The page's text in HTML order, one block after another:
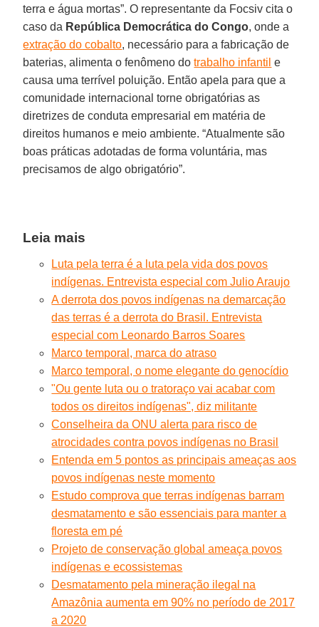
terra e água mortas”. O representante da Focsiv cita o
caso da República Democrática do Congo, onde a
extração do cobalto, necessário para a fabricação de
baterias, alimenta o fenômeno dotrabalho infantil e
causa uma terrível poluição. Então apela para que a
comunidade internacional torne obrigatórias as
diretrizes de conduta empresarial em matéria de
direitos humanos e meio ambiente. “Atualmente são
boas práticas adotadas de forma voluntária, mas
precisamos de algo obrigatório”.
Leia mais
Luta pela terra é a luta pela vida dos povos
indígenas. Entrevista especial com Julio Araujo
A derrota dos povos indígenas na demarcação
das terras é a derrota do Brasil. Entrevista
especial com Leonardo Barros Soares
Marco temporal, marca do atraso
Marco temporal, o nome elegante do genocídio
"Ou gente luta ou o tratoraço vai acabar com
todos os direitos indígenas", diz militante
Conselheira da ONU alerta para risco de
atrocidades contra povos indígenas no Brasil
Entenda em 5 pontos as principais ameaças aos
povos indígenas neste momento
Estudo comprova que terras indígenas barram
desmatamento e são essenciais para manter a
floresta em pé
Projeto de conservação global ameaça povos
indígenas e ecossistemas
Desmatamento pela mineração ilegal na
Amazônia aumenta em 90% no período de 2017
a 2020